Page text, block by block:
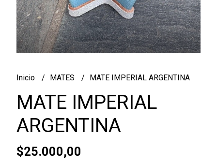
Inicio MATES MATE IMPERIAL ARGENTINA
MATE IMPERIAL
ARGENTINA
$25.000,00